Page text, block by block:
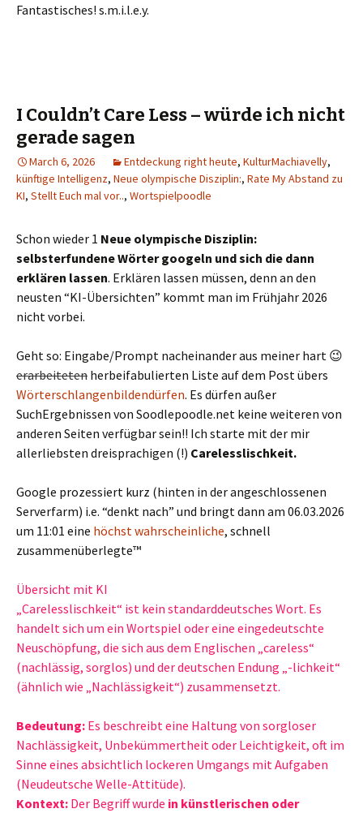
Fantastisches! s.m.i.l.e.y.
I Couldn’t Care Less – würde ich nicht
gerade sagen
March 6, 2026 Entdeckung right heute, KulturMachiavelly,
künftige Intelligenz, Neue olympische Disziplin:, Rate My Abstand zu
KI, Stellt Euch mal vor.., Wortspielpoodle
Schon wieder 1 Neue olympische Disziplin:
selbsterfundene Wörter googeln und sich die dann
erklären lassen. Erklären lassen müssen, denn an den
neusten “KI-Übersichten” kommt man im Frühjahr 2026
nicht vorbei.
Geht so: Eingabe/Prompt nacheinander aus meiner hart 😉
erarbeiteten herbeifabulierten Liste auf dem Post übers
Wörterschlangenbildendürfen. Es dürfen außer
SuchErgebnissen von Soodlepoodle.net keine weiteren von
anderen Seiten verfügbar sein!! Ich starte mit der mir
allerliebsten dreisprachigen (!) Carelesslischkeit.
Google prozessiert kurz (hinten in der angeschlossenen
Serverfarm) i.e. “denkt nach” und bringt dann am 06.03.2026
um 11:01 eine höchst wahrscheinliche, schnell
zusammenüberlegte™
Übersicht mit KI
„Carelesslischkeit“ ist kein standarddeutsches Wort. Es
handelt sich um ein Wortspiel oder eine eingedeutschte
Neuschöpfung, die sich aus dem Englischen „careless“
(nachlässig, sorglos) und der deutschen Endung „-lichkeit“
(ähnlich wie „Nachlässigkeit“) zusammensetzt.
Bedeutung: Es beschreibt eine Haltung von sorgloser
Nachlässigkeit, Unbekümmertheit oder Leichtigkeit, oft im
Sinne eines absichtlich lockeren Umgangs mit Aufgaben
(Neudeutsche Welle-Attitüde).
Kontext: Der Begriff wurde in künstlerischen oder